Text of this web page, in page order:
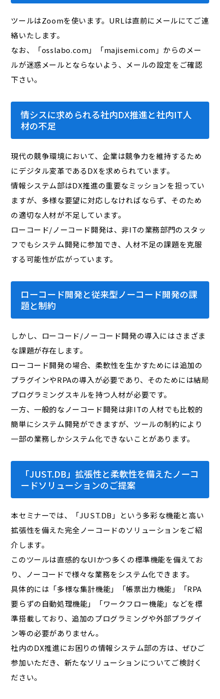
ツールはZoomを使います。URLは直前にメールにてご連
絡いたします。
なお、「osslabo.com」「majisemi.com」からのメー
ルが迷惑メールとならないよう、メールの設定をご確認
下さい。
情シスに求められる社内DX推進と社内IT人
材の不足
現代の競争環境において、企業は競争力を維持するため
にデジタル変革であるDXを求められています。
情報システム部はDX推進の重要なミッションを担ってい
ますが、多様な要望に対応しなければならず、そのため
の適切な人材が不足しています。
ローコード/ノーコード開発は、非ITの業務部門のスタッ
フでもシステム開発に参加でき、人材不足の課題を克服
する可能性が広がっています。
ローコード開発と従来型ノーコード開発の課
題と制約
しかし、ローコード/ノーコード開発の導入にはさまざま
な課題が存在します。
ローコード開発の場合、柔軟性を生かすためには追加の
プラグインやRPAの導入が必要であり、そのためには結局
プログラミングスキルを持つ人材が必要です。
一方、一般的なノーコード開発は非ITの人材でも比較的
簡単にシステム開発ができますが、ツールの制約により
一部の業務しかシステム化できないことがあります。
「JUST.DB」拡張性と柔軟性を備えたノーコ
ードソリューションのご提案
本セミナーでは、「JUST.DB」という多彩な機能と高い
拡張性を備えた完全ノーコードのソリューションをご紹
介します。
このツールは直感的なUIかつ多くの標準機能を備えてお
り、ノーコードで様々な業務をシステム化できます。
具体的には「多様な集計機能」「帳票出力機能」「RPA
要らずの自動処理機能」「ワークフロー機能」などを標
準搭載しており、追加のプログラミングや外部プラグイ
ン等の必要がありません。
社内のDX推進にお困りの情報システム部の方は、ぜひご
参加いただき、新たなソリューションについてご検討く
ださい。